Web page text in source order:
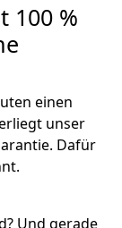
100 %
einen
unser
Dafür
Und gerade